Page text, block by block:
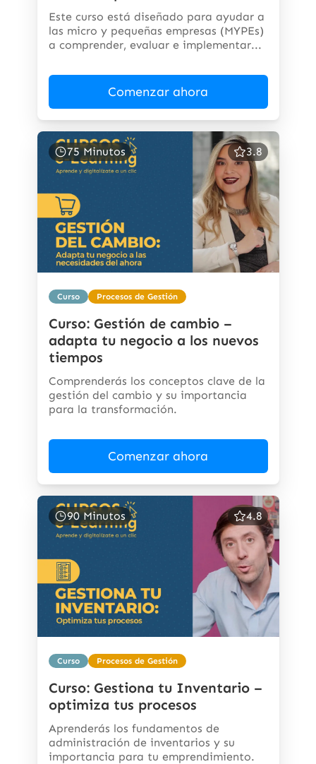
Este curso está diseñado para ayudar a
las micro y pequeñas empresas (MYPEs)
a comprender, evaluar e implementar...
Comenzar ahora
75 Minutos 3.8
Curso Procesos de Gestión
Curso: Gestión de cambio –
adapta tu negocio a los nuevos
tiempos
Comprenderás los conceptos clave de la
gestión del cambio y su importancia
para la transformación.
Comenzar ahora
90 Minutos 4.8
Curso Procesos de Gestión
Curso: Gestiona tu Inventario –
optimiza tus procesos
Aprenderás los fundamentos de
administración de inventarios y su
importancia para tu emprendimiento.